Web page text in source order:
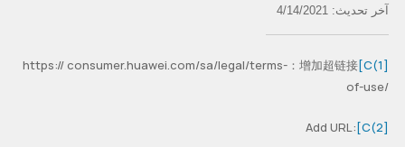
آخر تحديث: 4/14/2021
[C(1]
增加超链接：
https:// consumer.huawei.com/sa/legal/terms-
of-use/
[C(2]
Add URL: